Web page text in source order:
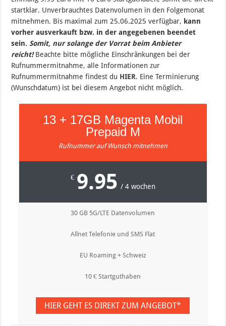
startklar. Unverbrauchtes Datenvolumen in den Folgemonat
mitnehmen. Bis maximal zum 25.06.2025 verfügbar, kann
vorher ausverkauft bzw. in der angegebenen beendet
sein. Somit, nur solange der Vorrat beim Anbieter
reicht!Beachte bitte mögliche Einschränkungen bei der
Rufnummermitnahme, alle Informationen zur
Rufnummermitnahme findest du HIER. Eine Terminierung
(Wunschdatum) ist bei diesem Angebot nicht möglich.
13 + 17GB Magenta Mobil
Prepaid M
Rufnummer auf Wunsch mitnehmen
€ 9.95 / 4 wochen
30 GB 5G/LTE Datenvolumen
Allnet Telefonie und SMS Flat
EU Roaming + Schweiz
10 € Startguthaben
HIER GEHT ES DIREKT ZUM ANGEBOT*